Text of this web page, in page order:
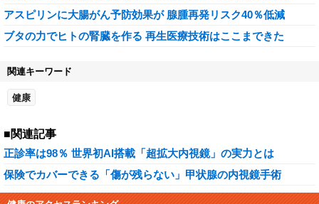
アスピリンに大腸がん予防効果が 腺腫再発リスク40％低減
ブタの力でヒトの腎臓を作る 再生医療技術はここまできた
関連キーワード
健康
■関連記事
正診率は98％ 世界初AI搭載「超拡大内視鏡」の実力とは
保険でカバーできる「傷が残らない」甲状腺の内視鏡手術